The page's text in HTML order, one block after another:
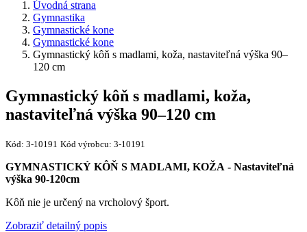
Úvodná strana
Gymnastika
Gymnastické kone
Gymnastické kone
Gymnastický kôň s madlami, koža, nastaviteľná výška 90–
120 cm
Gymnastický kôň s madlami, koža,
nastaviteľná výška 90–120 cm
Kód: 3-10191 Kód výrobcu: 3-10191
GYMNASTICKÝ KÔŇ S MADLAMI, KOŽA - Nastaviteľná
výška 90-120cm
Kôň nie je určený na vrcholový šport.
Zobraziť detailný popis